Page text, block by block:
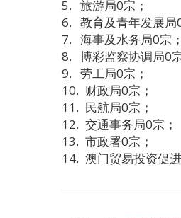
旅游局0宗；
教育及青年发展局
海事及水务局0宗；
博彩监察协调局0
劳工局0宗；
财政局0宗；
民航局0宗；
交通事务局0宗；
市政署0宗；
澳门贸易投资促进